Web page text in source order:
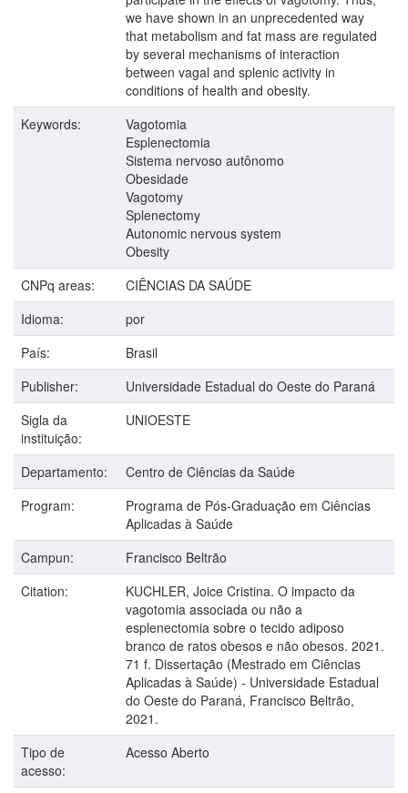
we have shown in an unprecedented way
that metabolism and fat mass are regulated
by several mechanisms of interaction
between vagal and splenic activity in
conditions of health and obesity.
Keywords:
Vagotomia
Esplenectomia
Sistema nervoso autônomo
Obesidade
Vagotomy
Splenectomy
Autonomic nervous system
Obesity
CNPq areas:
CIÊNCIAS DA SAÚDE
Idioma:
por
País:
Brasil
Publisher:
Universidade Estadual do Oeste do Paraná
Sigla da
instituição:
UNIOESTE
Departamento:
Centro de Ciências da Saúde
Program:
Programa de Pós-Graduação em Ciências
Aplicadas à Saúde
Campun:
Francisco Beltrão
Citation:
KUCHLER, Joice Cristina. O impacto da
vagotomia associada ou não a
esplenectomia sobre o tecido adiposo
branco de ratos obesos e não obesos. 2021.
71 f. Dissertação (Mestrado em Ciências
Aplicadas à Saúde) - Universidade Estadual
do Oeste do Paraná, Francisco Beltrão,
2021.
Tipo de
acesso:
Acesso Aberto